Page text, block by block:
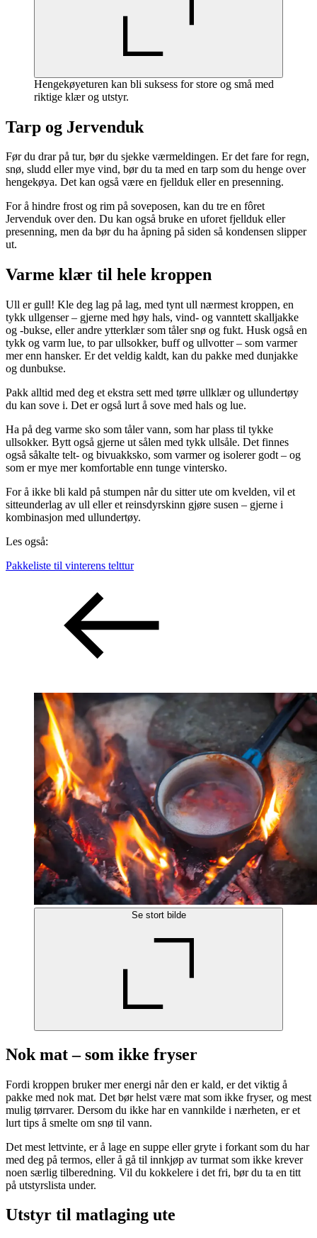
Hengekøyeturen kan bli suksess for store og små med
riktige klær og utstyr.
Tarp og Jervenduk
Før du drar på tur, bør du sjekke værmeldingen. Er det fare for regn,
snø, sludd eller mye vind, bør du ta med en tarp som du henge over
hengekøya. Det kan også være en fjellduk eller en presenning.
For å hindre frost og rim på soveposen, kan du tre en fôret
Jervenduk over den. Du kan også bruke en uforet fjellduk eller
presenning, men da bør du ha åpning på siden så kondensen slipper
ut.
Varme klær til hele kroppen
Ull er gull! Kle deg lag på lag, med tynt ull nærmest kroppen, en
tykk ullgenser – gjerne med høy hals, vind- og vanntett skalljakke
og -bukse, eller andre ytterklær som tåler snø og fukt. Husk også en
tykk og varm lue, to par ullsokker, buff og ullvotter – som varmer
mer enn hansker. Er det veldig kaldt, kan du pakke med dunjakke
og dunbukse.
Pakk alltid med deg et ekstra sett med tørre ullklær og ullundertøy
du kan sove i. Det er også lurt å sove med hals og lue.
Ha på deg varme sko som tåler vann, som har plass til tykke
ullsokker. Bytt også gjerne ut sålen med tykk ullsåle. Det finnes
også såkalte telt- og bivuakksko, som varmer og isolerer godt – og
som er mye mer komfortable enn tunge vintersko.
For å ikke bli kald på stumpen når du sitter ute om kvelden, vil et
sitteunderlag av ull eller et reinsdyrskinn gjøre susen – gjerne i
kombinasjon med ullundertøy.
Les også:
Pakkeliste til vinterens telttur
Se stort bilde
Nok mat – som ikke fryser
Fordi kroppen bruker mer energi når den er kald, er det viktig å
pakke med nok mat. Det bør helst være mat som ikke fryser, og mest
mulig tørrvarer. Dersom du ikke har en vannkilde i nærheten, er et
lurt tips å smelte om snø til vann.
Det mest lettvinte, er å lage en suppe eller gryte i forkant som du har
med deg på termos, eller å gå til innkjøp av turmat som ikke krever
noen særlig tilberedning. Vil du kokkelere i det fri, bør du ta en titt
på utstyrslista under.
Utstyr til matlaging ute